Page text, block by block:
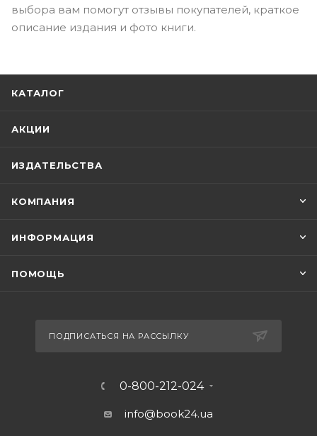
выбора вам помогут отзывы покупателей, краткое
описание издания и фото книги.
КАТАЛОГ
АКЦИИ
ИЗДАТЕЛЬСТВА
КОМПАНИЯ
ИНФОРМАЦИЯ
ПОМОЩЬ
ПОДПИСАТЬСЯ НА РАССЫЛКУ
0-800-212-024
info@book24.ua